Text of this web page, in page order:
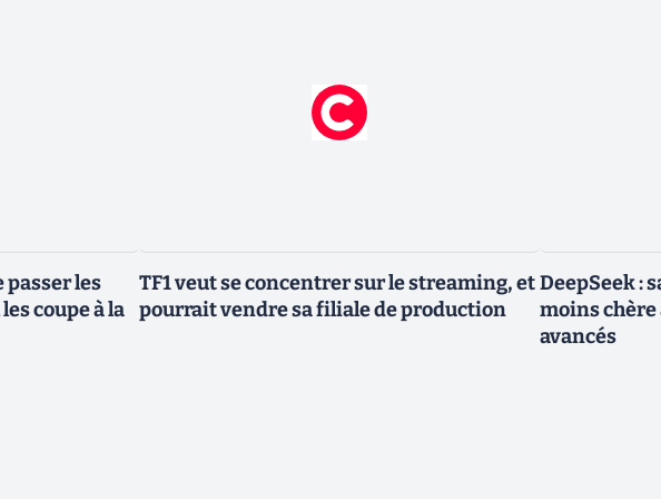
passer les
coupe à la
TF1 veut se concentrer sur le streaming, et
pourrait vendre sa filiale de production
DeepSeek :
moins
avancés